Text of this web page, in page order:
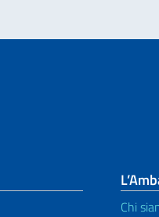
Chi